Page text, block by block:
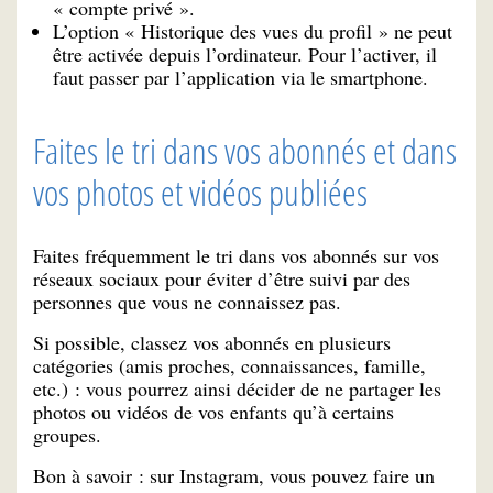
« compte privé ».
L’option « Historique des vues du profil » ne peut
être activée depuis l’ordinateur. Pour l’activer, il
faut passer par l’application via le smartphone.
Faites le tri dans vos abonnés et dans
vos photos et vidéos publiées
Faites fréquemment le tri dans vos abonnés sur vos
réseaux sociaux pour éviter d’être suivi par des
personnes que vous ne connaissez pas.
Si possible, classez vos abonnés en plusieurs
catégories (amis proches, connaissances, famille,
etc.) : vous pourrez ainsi décider de ne partager les
photos ou vidéos de vos enfants qu’à certains
groupes.
Bon à savoir : sur Instagram, vous pouvez faire un